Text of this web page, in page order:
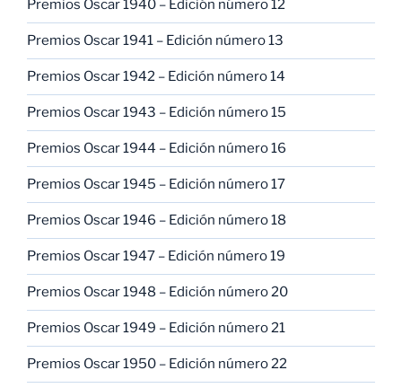
Premios Oscar 1940 – Edición número 12
Premios Oscar 1941 – Edición número 13
Premios Oscar 1942 – Edición número 14
Premios Oscar 1943 – Edición número 15
Premios Oscar 1944 – Edición número 16
Premios Oscar 1945 – Edición número 17
Premios Oscar 1946 – Edición número 18
Premios Oscar 1947 – Edición número 19
Premios Oscar 1948 – Edición número 20
Premios Oscar 1949 – Edición número 21
Premios Oscar 1950 – Edición número 22